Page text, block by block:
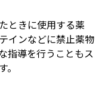
ときに使用する薬
インなどに禁止薬物
指導を行うこともス